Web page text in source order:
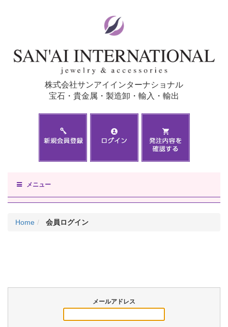
株式会社サンアイインターナショナル
宝石・貴金属・製造卸・輸入・輸出
メニュー
Home 会員ログイン
メールアドレス